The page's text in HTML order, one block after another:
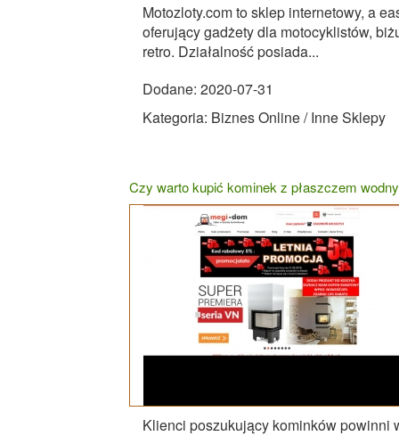
Motozloty.com to sklep internetowy, a
oferujący gadżety dla motocyklistów,
retro. Działalność posiada...
Dodane: 2020-07-31
Kategoria: Biznes Online / Inne Sklepy
Czy warto kupić kominek z płaszczem
Klienci poszukujący kominków powinni